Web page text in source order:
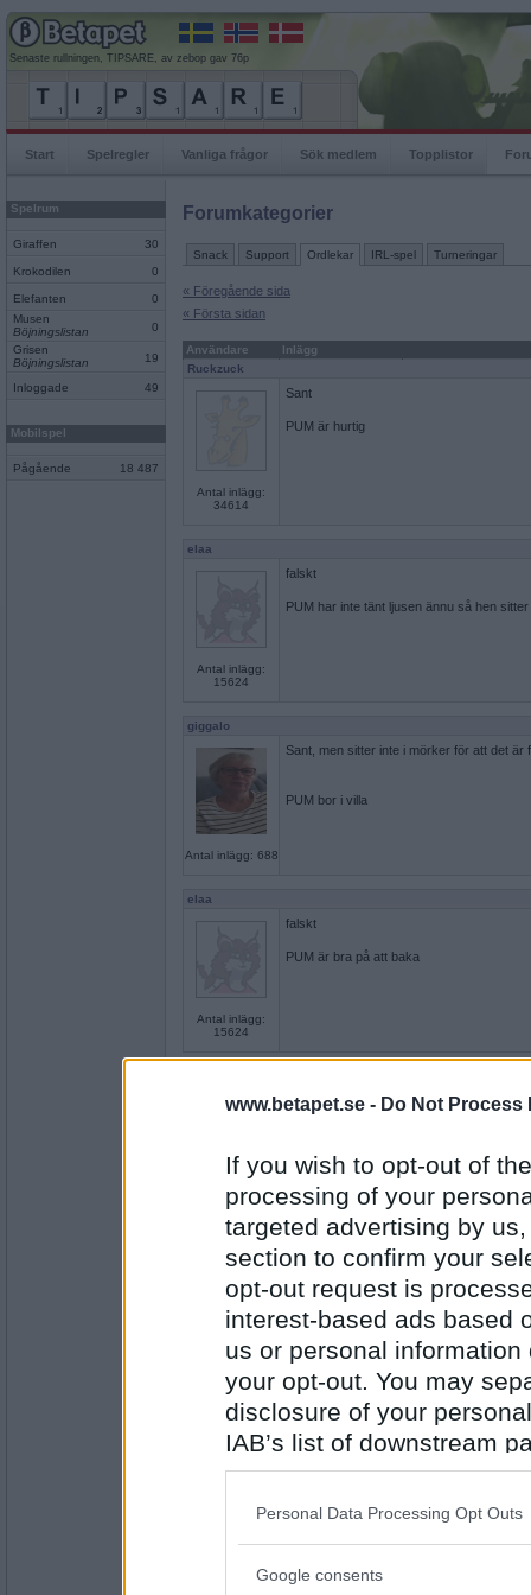
www.betapet.se - Do Not Process
If you wish to opt-out of
processing of your
targeted advertising by
section to confirm your
opt-out request is
interest-based ads based
us or personal
your opt-out. You may
disclosure of your
IAB’s list of downstream
also be disclosed by us
Downstream Participants
Please note that this
Personal Data Processing Opt Outs
Google consents
Senaste rullningen, TIPSARE, av zebop gav 76p
Start Spelregler Vanliga frågor Sök medlem Topplistor
Spelrum
Giraffen 30
Krokodilen 0
Elefanten
0
Musen
Böjningslistan
0
Grisen
Böjningslistan
19
Inloggade 49
Mobilspel
Pågående 18 487
Forumkategorier
Snack Support Ordlekar IRL-spel Turneringar
« Föregående sida
« Första sidan
Användare
Inlägg
Ruckzuck
Antal inlägg:
34614
Sant
PUM är hurtig
elaa
Antal inlägg:
15624
falskt
PUM har inte tänt ljusen ännu så hen
giggalo
Antal inlägg: 688
Sant, men sitter inte i mörker för att det är
PUM bor i villa
elaa
Antal inlägg:
15624
falskt
PUM är bra på att baka
Antal inlägg:
34614
Falskt (men jag försöker ändå ibland)
Antal inlägg:
15624
falskt
PUM tycker att det är viktigt hur man ser
Ruckzuck
Beror lite på vad som menas, men